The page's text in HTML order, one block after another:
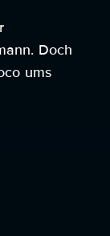
Doch
ums